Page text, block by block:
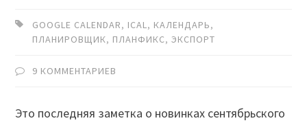
GOOGLE CALENDAR, ICAL, КАЛЕНДАРЬ,
ПЛАНИРОВЩИК, ПЛАНФИКС,ЭКСПОРТ
9 КОММЕНТАРИЕВ
Это последняя заметка о новинках сентябрьского